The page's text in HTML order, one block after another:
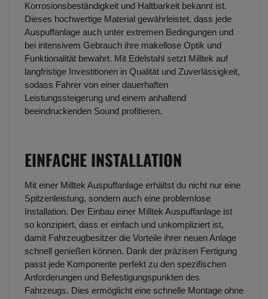
Korrosionsbeständigkeit und Haltbarkeit bekannt ist.
Dieses hochwertige Material gewährleistet, dass jede
Auspuffanlage auch unter extremen Bedingungen und
bei intensivem Gebrauch ihre makellose Optik und
Funktionalität bewahrt. Mit Edelstahl setzt Milltek auf
langfristige Investitionen in Qualität und Zuverlässigkeit,
sodass Fahrer von einer dauerhaften
Leistungssteigerung und einem anhaltend
beeindruckenden Sound profitieren.
EINFACHE INSTALLATION
Mit einer Milltek Auspuffanlage erhältst du nicht nur eine
Spitzenleistung, sondern auch eine problemlose
Installation. Der Einbau einer Milltek Auspuffanlage ist
so konzipiert, dass er einfach und unkompliziert ist,
damit Fahrzeugbesitzer die Vorteile ihrer neuen Anlage
schnell genießen können. Dank der präzisen Fertigung
passt jede Komponente perfekt zu den spezifischen
Anforderungen und Befestigungspunkten des
Fahrzeugs. Dies ermöglicht eine schnelle Montage ohne